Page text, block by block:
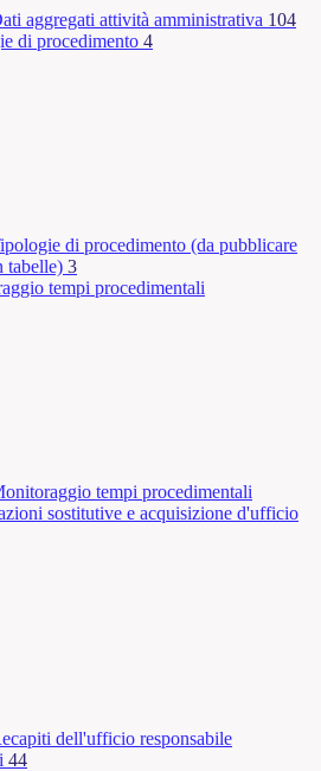
aggregati attività amministrativa 104
di procedimento 4
di procedimento (da pubblicare
tabelle) 3
tempi procedimentali
tempi procedimentali
sostitutive e acquisizione d'ufficio
dell'ufficio responsabile
44